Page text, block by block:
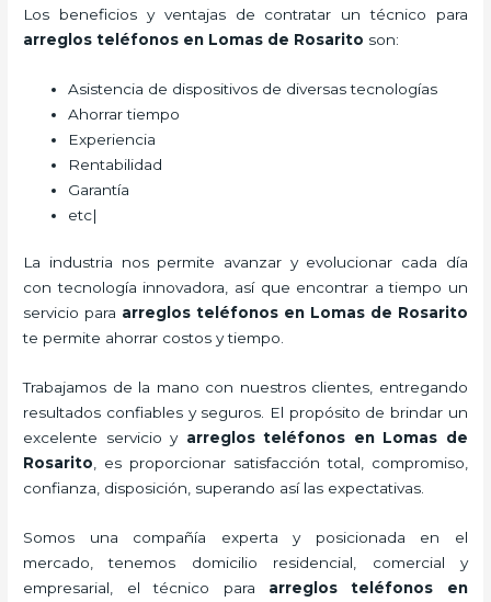
Los beneficios y ventajas de contratar un técnico para
arreglos teléfonos en Lomas de Rosarito son:
Asistencia de dispositivos de diversas tecnologías
Ahorrar tiempo
Experiencia
Rentabilidad
Garantía
etc|
La industria nos permite avanzar y evolucionar cada día
con tecnología innovadora, así que encontrar a tiempo un
servicio para arreglos teléfonos en Lomas de Rosarito
te permite ahorrar costos y tiempo.
Trabajamos de la mano con nuestros clientes, entregando
resultados confiables y seguros. El propósito de brindar un
excelente servicio y arreglos teléfonos en Lomas de
Rosarito , es proporcionar satisfacción total, compromiso,
confianza, disposición, superando así las expectativas.
Somos una compañía experta y posicionada en el
mercado, tenemos domicilio residencial, comercial y
empresarial, el técnico para arreglos teléfonos en